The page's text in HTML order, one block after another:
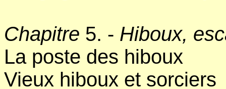
Chapitre 5. - Hiboux,
La poste des hiboux
Vieux hiboux et sorciers